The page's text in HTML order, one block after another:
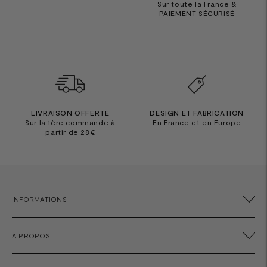
Sur toute la France &
PAIEMENT SÉCURISÉ
LIVRAISON OFFERTE
Sur la 1ère commande à
partir de 28€
DESIGN ET FABRICATION
En France et en Europe
INFORMATIONS
À PROPOS